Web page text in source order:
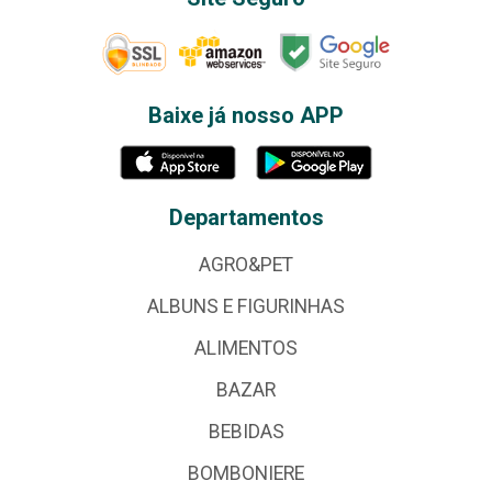
Baixe já nosso APP
Departamentos
AGRO&PET
ALBUNS E FIGURINHAS
ALIMENTOS
BAZAR
BEBIDAS
BOMBONIERE